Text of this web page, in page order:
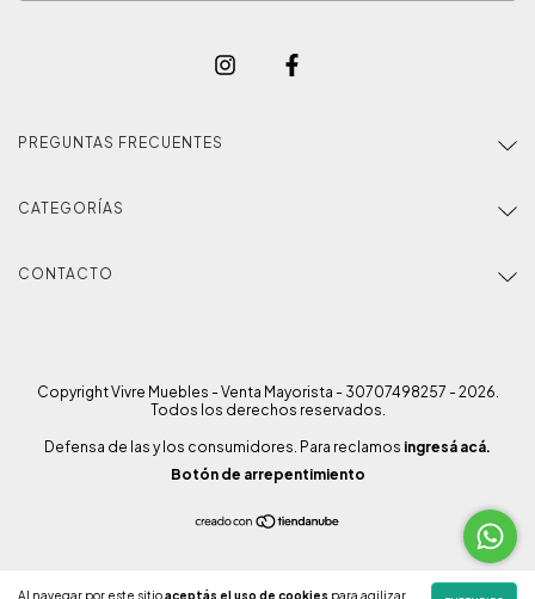
Al navegar por este sitioaceptás el uso de cookies para agilizar
PREGUNTAS FRECUENTES
CATEGORÍAS
CONTACTO
Copyright Vivre Muebles - Venta Mayorista - 30707498257 - 2026.
Todos los derechos reservados.
Defensa de las y los consumidores. Para reclamos ingresá acá.
Botón de arrepentimiento